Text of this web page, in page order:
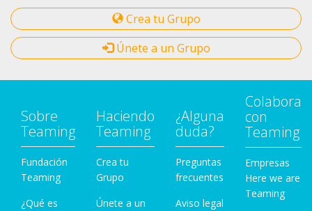
Crea tu Grupo
Únete a un Grupo
Sobre
Teaming
Fundación
Teaming
¿Qué es
Haciendo
Teaming
Crea tu
Grupo
Únete a un
¿Alguna
duda?
Preguntas
frecuentes
Aviso legal
Colabora
con
Teaming
Empresas
Here we are
Teaming